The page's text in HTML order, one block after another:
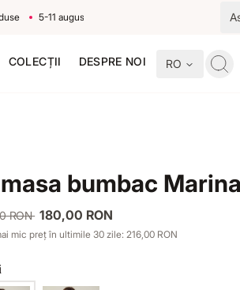
5-11 august
COLECȚII DESPRE NOI RO
bumbac Marina
RON 180,00 RON
mic preț în ultimile 30 zile: 216,00 RON